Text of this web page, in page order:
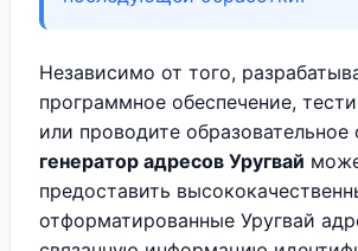
Независимо от того,
программное обеспечение,
или проводите образовательное
генератор адресов Уругвай
предоставить
отформатированные Уругвай